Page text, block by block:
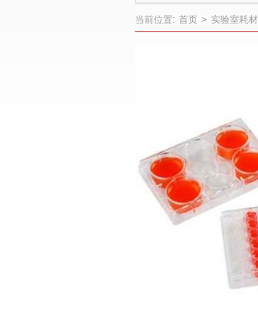
当前位置: 首页 > 实验室耗材